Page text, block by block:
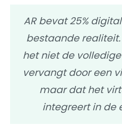
AR bevat 25%
bestaande
het niet de
vervangt door een
maar dat het
integreert in de